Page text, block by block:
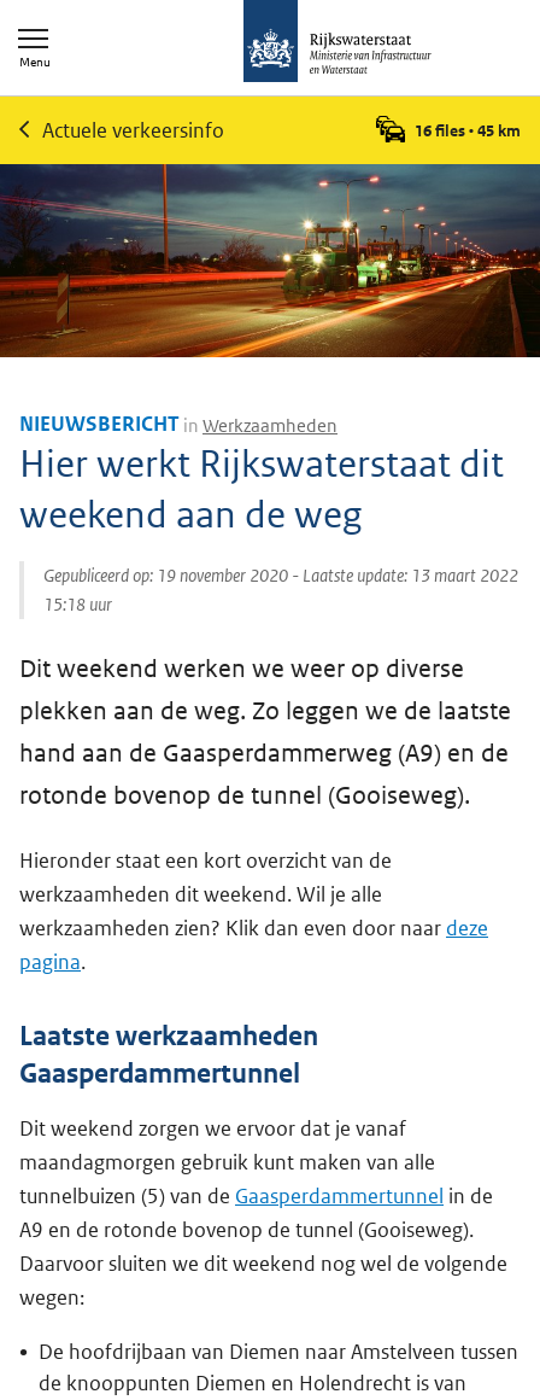
Menu
Actuele verkeersinfo 16 files•45 km
NIEUWSBERICHT in Werkzaamheden
Hier werkt Rijkswaterstaat dit
weekend aan de weg
Gepubliceerd op: 19 november 2020 - Laatste update: 13 maart 2022
15:18 uur
Dit weekend werken we weer op diverse
plekken aan de weg. Zo leggen we de laatste
hand aan de Gaasperdammerweg (A9) en de
rotonde bovenop de tunnel (Gooiseweg).
Hieronder staat een kort overzicht van de
werkzaamheden dit weekend. Wil je alle
werkzaamheden zien? Klik dan even door naar deze
pagina.
Laatste werkzaamheden
Gaasperdammertunnel
Dit weekend zorgen we ervoor dat je vanaf
maandagmorgen gebruik kunt maken van alle
tunnelbuizen (5) van de Gaasperdammertunnel in de
A9 en de rotonde bovenop de tunnel (Gooiseweg).
Daarvoor sluiten we dit weekend nog wel de volgende
wegen:
De hoofdrijbaan van Diemen naar Amstelveen tussen
de knooppunten Diemen en Holendrecht is van